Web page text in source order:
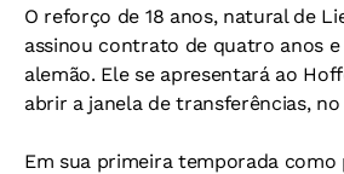
O reforço de 18 anos, natural de
assinou contrato de quatro anos
alemão. Ele se apresentará ao
abrir a janela de transferências, no
Em sua primeira temporada como